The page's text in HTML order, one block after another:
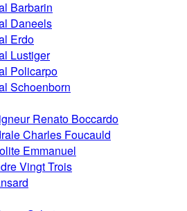
Barbarin
Daneels
Erdo
Lustiger
Policarpo
Schoenborn
Renato Boccardo
Charles Foucauld
Emmanuel
Vingt Trois